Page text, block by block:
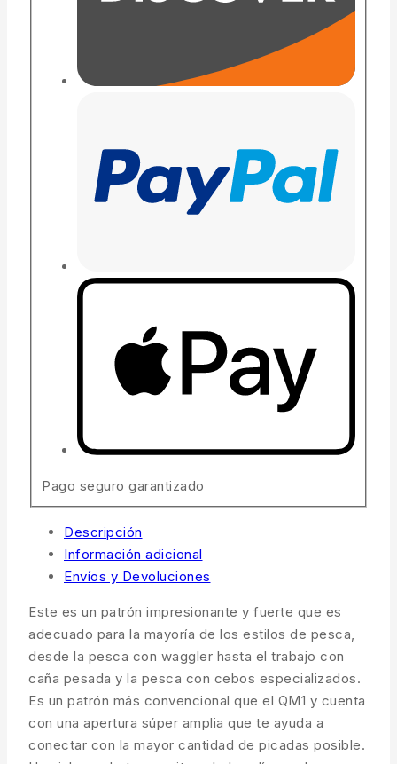
Pago seguro garantizado
Descripción
Información adicional
Envíos y Devoluciones
Este es un patrón impresionante y fuerte que es
adecuado para la mayoría de los estilos de pesca,
desde la pesca con waggler hasta el trabajo con
caña pesada y la pesca con cebos especializados.
Es un patrón más convencional que el QM1 y cuenta
con una apertura súper amplia que te ayuda a
conectar con la mayor cantidad de picadas posible.